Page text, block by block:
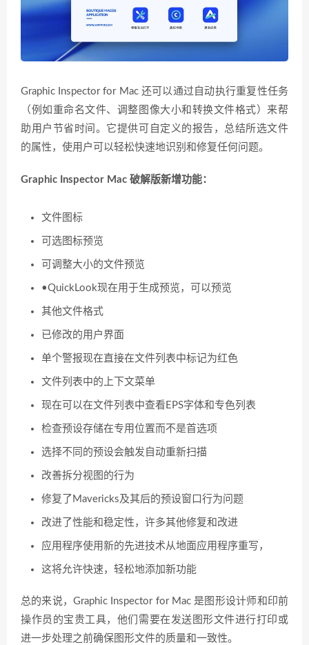
Graphic Inspector for Mac 还可以通过自动执行重复性任务
（例如重命名文件、调整图像大小和转换文件格式）来帮
助用户节省时间。它提供可自定义的报告，总结所选文件
的属性，使用户可以轻松快速地识别和修复任何问题。
Graphic Inspector Mac 破解版新增功能：
文件图标
可选图标预览
可调整大小的文件预览
•QuickLook现在用于生成预览，可以预览
其他文件格式
已修改的用户界面
单个警报现在直接在文件列表中标记为红色
文件列表中的上下文菜单
现在可以在文件列表中查看EPS字体和专色列表
检查预设存储在专用位置而不是首选项
选择不同的预设会触发自动重新扫描
改善拆分视图的行为
修复了Mavericks及其后的预设窗口行为问题
改进了性能和稳定性，许多其他修复和改进
应用程序使用新的先进技术从地面应用程序重写，
这将允许快速，轻松地添加新功能
总的来说，Graphic Inspector for Mac 是图形设计师和印前
操作员的宝贵工具，他们需要在发送图形文件进行打印或
进一步处理之前确保图形文件的质量和一致性。